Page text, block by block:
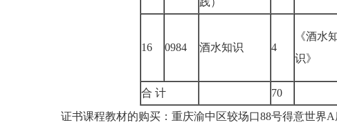
16 0984 酒水知识 4
《酒水
识》
合 计
70
证书课程教材的购买：重庆渝中区较场口88号得意世界A